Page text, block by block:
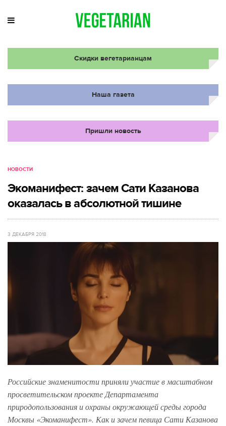
Скидки вегетарианцам
Наша газета
Пришли новость
НОВОСТИ
Экоманифест: зачем Сати Казанова
оказалась в абсолютной тишине
3 ДЕКАБРЯ 2018
Российские знаменитости приняли участие в масштабном
просветительском проекте Департамента
природопользования и охраны окружающей среды города
Москвы «Экоманифест». Как и зачем певица Сати Казанова